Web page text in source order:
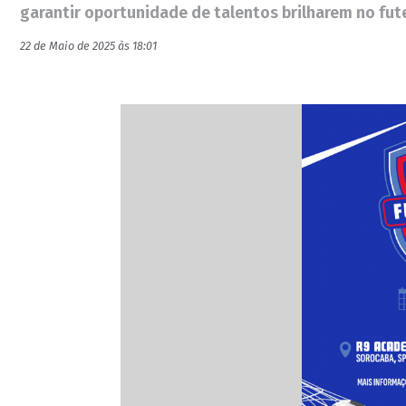
garantir oportunidade de talentos brilharem no
22 de Maio de 2025 às 18:01